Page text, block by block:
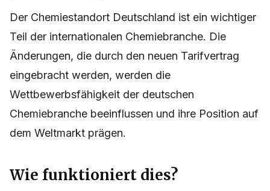
Der Chemiestandort Deutschland ist ein wichtiger
Teil der internationalen Chemiebranche. Die
Änderungen, die durch den neuen Tarifvertrag
eingebracht werden, werden die
Wettbewerbsfähigkeit der deutschen
Chemiebranche beeinflussen und ihre Position auf
dem Weltmarkt prägen.
Wie funktioniert dies?